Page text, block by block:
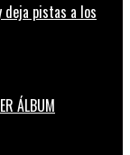
deja pistas a los
ÁLBUM